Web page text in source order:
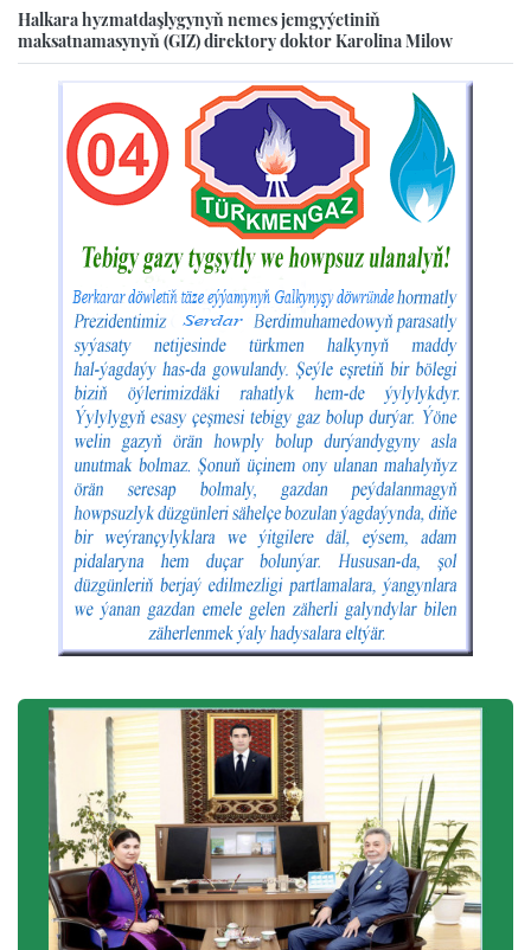
Halkara hyzmatdaşlygynyň nemes jemgyýetiniň
maksatnamasynyň (GIZ) direktory doktor Karolina Milow